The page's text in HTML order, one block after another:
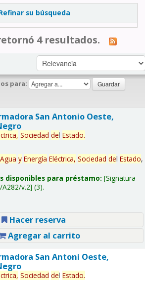
su búsqueda
4 resultados.
para:
San Antonio Oeste,
Sociedad del Estado.
Agua y Energía Eléctrica, Sociedad del Estado,
disponibles para préstamo: Signatura
A282/v.2 (3).
Hacer reserva
Agregar al carrito
San Antoni Oeste,
Sociedad del Estado.